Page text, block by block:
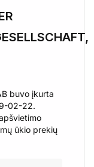
buvo įkurta
02-22.
ūkio prekių